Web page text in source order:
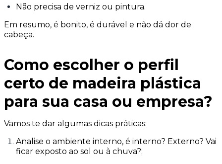
Não precisa de verniz ou pintura.
Em resumo, é bonito, é durável e não dá dor de
cabeça.
Como escolher o perfil
certo de madeira plástica
para sua casa ou empresa?
Vamos te dar algumas dicas práticas:
Analise o ambiente interno, é interno? Externo? Vai
ficar exposto ao sol ou à chuva?;